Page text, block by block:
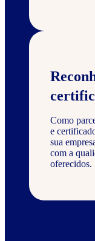
Como
e
sua
com a
oferecidos.